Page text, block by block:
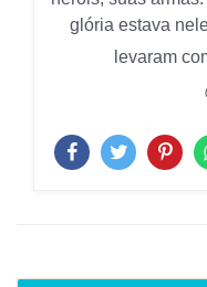
glória estava
levaram